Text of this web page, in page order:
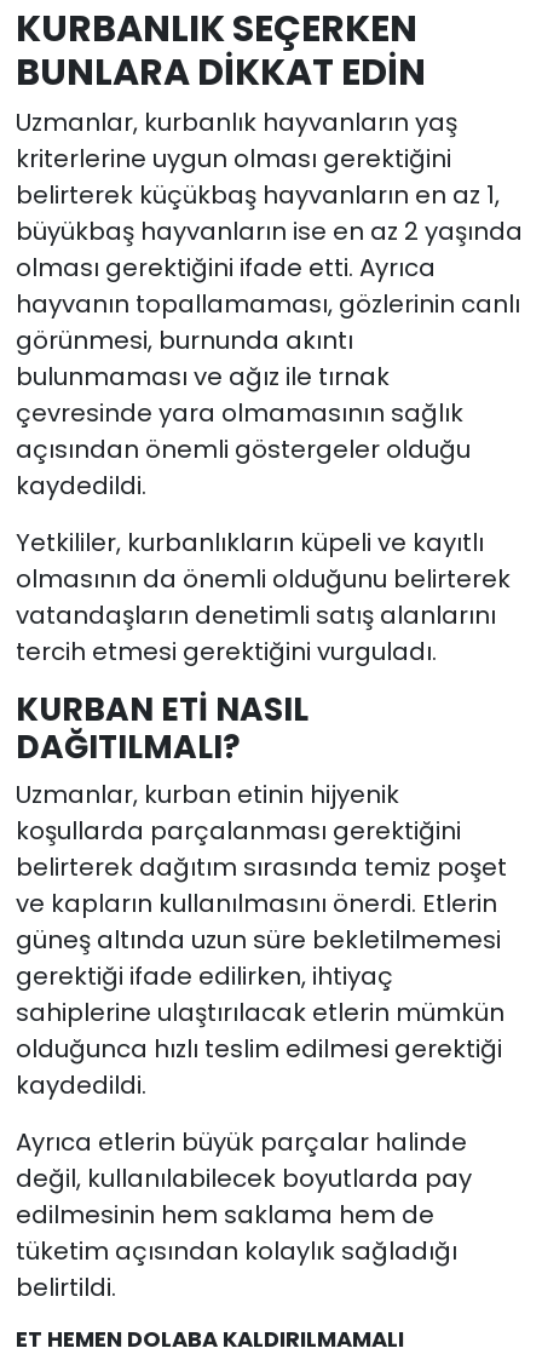
KURBANLIK SEÇERKEN
BUNLARA DİKKAT EDİN
Uzmanlar, kurbanlık hayvanların yaş
kriterlerine uygun olması gerektiğini
belirterek küçükbaş hayvanların en az 1,
büyükbaş hayvanların ise en az 2 yaşında
olması gerektiğini ifade etti. Ayrıca
hayvanın topallamaması, gözlerinin canlı
görünmesi, burnunda akıntı
bulunmaması ve ağız ile tırnak
çevresinde yara olmamasının sağlık
açısından önemli göstergeler olduğu
kaydedildi.
Yetkililer, kurbanlıkların küpeli ve kayıtlı
olmasının da önemli olduğunu belirterek
vatandaşların denetimli satış alanlarını
tercih etmesi gerektiğini vurguladı.
KURBAN ETİ NASIL
DAĞITILMALI?
Uzmanlar, kurban etinin hijyenik
koşullarda parçalanması gerektiğini
belirterek dağıtım sırasında temiz poşet
ve kapların kullanılmasını önerdi. Etlerin
güneş altında uzun süre bekletilmemesi
gerektiği ifade edilirken, ihtiyaç
sahiplerine ulaştırılacak etlerin mümkün
olduğunca hızlı teslim edilmesi gerektiği
kaydedildi.
Ayrıca etlerin büyük parçalar halinde
değil, kullanılabilecek boyutlarda pay
edilmesinin hem saklama hem de
tüketim açısından kolaylık sağladığı
belirtildi.
ET HEMEN DOLABA KALDIRILMAMALI